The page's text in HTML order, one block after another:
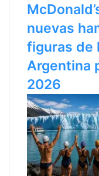
nuevas
figuras de
Argentina
2026